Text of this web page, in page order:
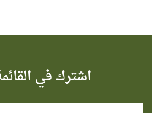
اشترك في